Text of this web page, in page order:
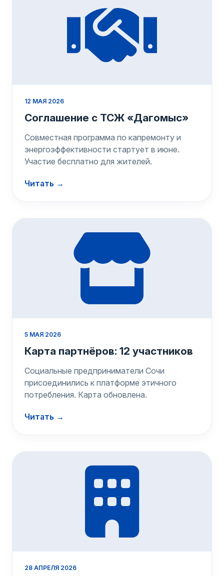
12 МАЯ 2026
Соглашение с ТСЖ «Дагомыс»
Совместная программа по капремонту и
энергоэффективности стартует в июне.
Участие бесплатно для жителей.
Читать →
5 МАЯ 2026
Карта партнёров: 12 участников
Социальные предприниматели Сочи
присоединились к платформе этичного
потребления. Карта обновлена.
Читать →
28 АПРЕЛЯ 2026